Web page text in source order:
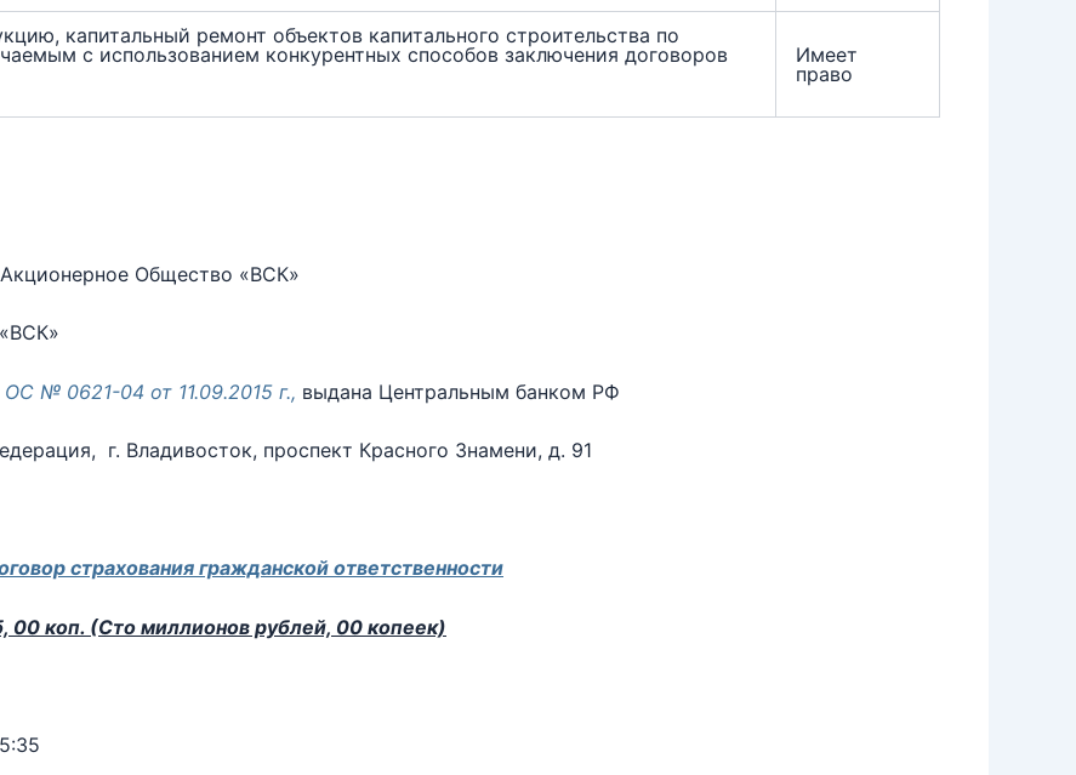
капитальный ремонт объектов капитального строительства по
с использованием конкурентных способов заключения договоров
Имеет
право
Общество «ВСК»
ОС № 0621-04 от 11.09.2015 г., выдана Центральным банком РФ
г. Владивосток, проспект Красного Знамени, д. 91
страхования гражданской ответственности
00 коп. (Сто миллионов рублей, 00 копеек)